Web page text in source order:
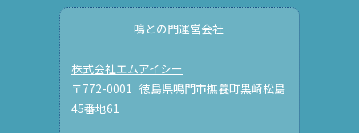
──鳴との門運営会社 ──
株式会社エムアイシー
〒772-0001 徳島県鳴門市撫養町黒崎松島
45番地61